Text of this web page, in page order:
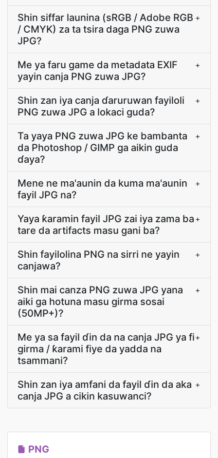
Shin siffar launina (sRGB / Adobe RGB
/ CMYK) za ta tsira daga PNG zuwa
JPG?
+
Me ya faru game da metadata EXIF
yayin canja PNG zuwa JPG?
+
Shin zan iya canja ɗaruruwan fayiloli
PNG zuwa JPG a lokaci guda?
+
Ta yaya PNG zuwa JPG ke bambanta
da Photoshop / GIMP ga aikin guda
ɗaya?
+
Mene ne ma'aunin da kuma ma'aunin
fayil JPG na?
+
Yaya ƙaramin fayil JPG zai iya zama ba
tare da artifacts masu gani ba?
+
Shin fayilolina PNG na sirri ne yayin
canjawa?
+
Shin mai canza PNG zuwa JPG yana
aiki ga hotuna masu girma sosai
(50MP+)?
+
Me ya sa fayil ɗin da na canja JPG ya fi
girma / ƙarami fiye da yadda na
tsammani?
+
Shin zan iya amfani da fayil ɗin da aka
canja JPG a cikin kasuwanci?
+
PNG